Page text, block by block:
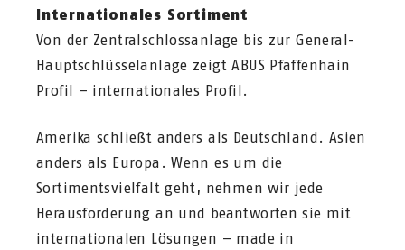
Internationales Sortiment
Von der Zentralschlossanlage bis zur General-
Hauptschlüsselanlage zeigt ABUS Pfaffenhain
Profil – internationales Profil.
Amerika schließt anders als Deutschland. Asien
anders als Europa. Wenn es um die
Sortimentsvielfalt geht, nehmen wir jede
Herausforderung an und beantworten sie mit
internationalen Lösungen – made in